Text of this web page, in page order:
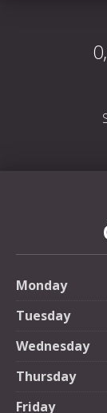
Monday
Tuesday
Wednesday
Thursday
Friday